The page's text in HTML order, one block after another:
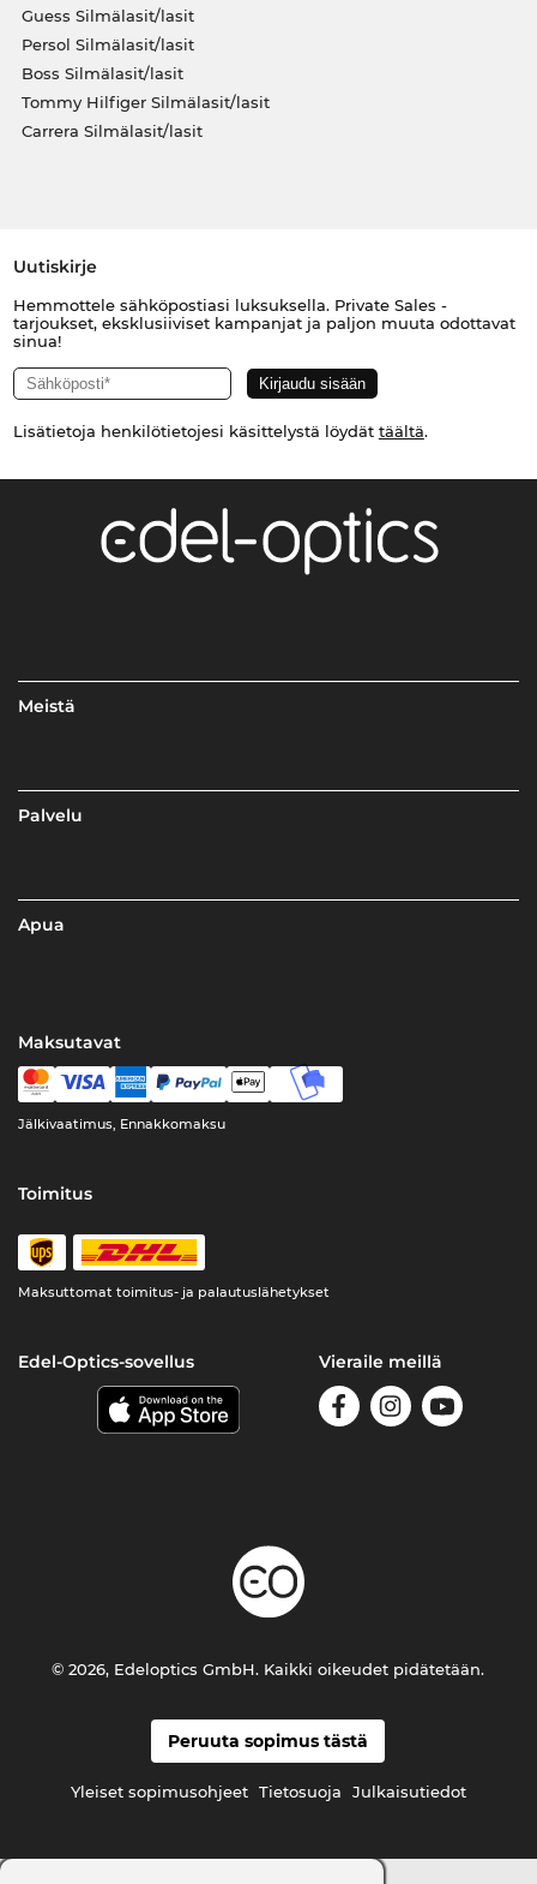
Guess Silmälasit/lasit
Persol Silmälasit/lasit
Boss Silmälasit/lasit
Tommy Hilfiger Silmälasit/lasit
Carrera Silmälasit/lasit
Uutiskirje
Hemmottele sähköpostiasi luksuksella. Private Sales -
tarjoukset, eksklusiiviset kampanjat ja paljon muuta odottavat
sinua!
Lisätietoja henkilötietojesi käsittelystä löydät täältä.
Meistä
Palvelu
Apua
Maksutavat
Jälkivaatimus, Ennakkomaksu
Toimitus
Maksuttomat toimitus- ja palautuslähetykset
Edel-Optics-sovellus Vieraile meillä
Peruuta sopimus tästä
Yleiset sopimusohjeet Tietosuoja Julkaisutiedot
© 2026, Edeloptics GmbH. Kaikki oikeudet pidätetään.